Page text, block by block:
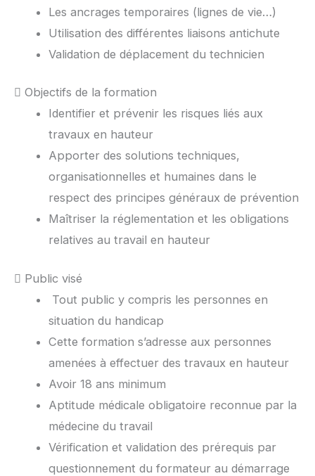
Les ancrages temporaires (lignes de vie…)
Utilisation des différentes liaisons antichute
Validation de déplacement du technicien
Objectifs de la formation
Identifier et prévenir les risques liés aux
travaux en hauteur
Apporter des solutions techniques,
organisationnelles et humaines dans le
respect des principes généraux de prévention
Maîtriser la réglementation et les obligations
relatives au travail en hauteur
Public visé
Tout public y compris les personnes en
situation du handicap
Cette formation s’adresse aux personnes
amenées à effectuer des travaux en hauteur
Avoir 18 ans minimum
Aptitude médicale obligatoire reconnue par la
médecine du travail
Vérification et validation des prérequis par
questionnement du formateur au démarrage